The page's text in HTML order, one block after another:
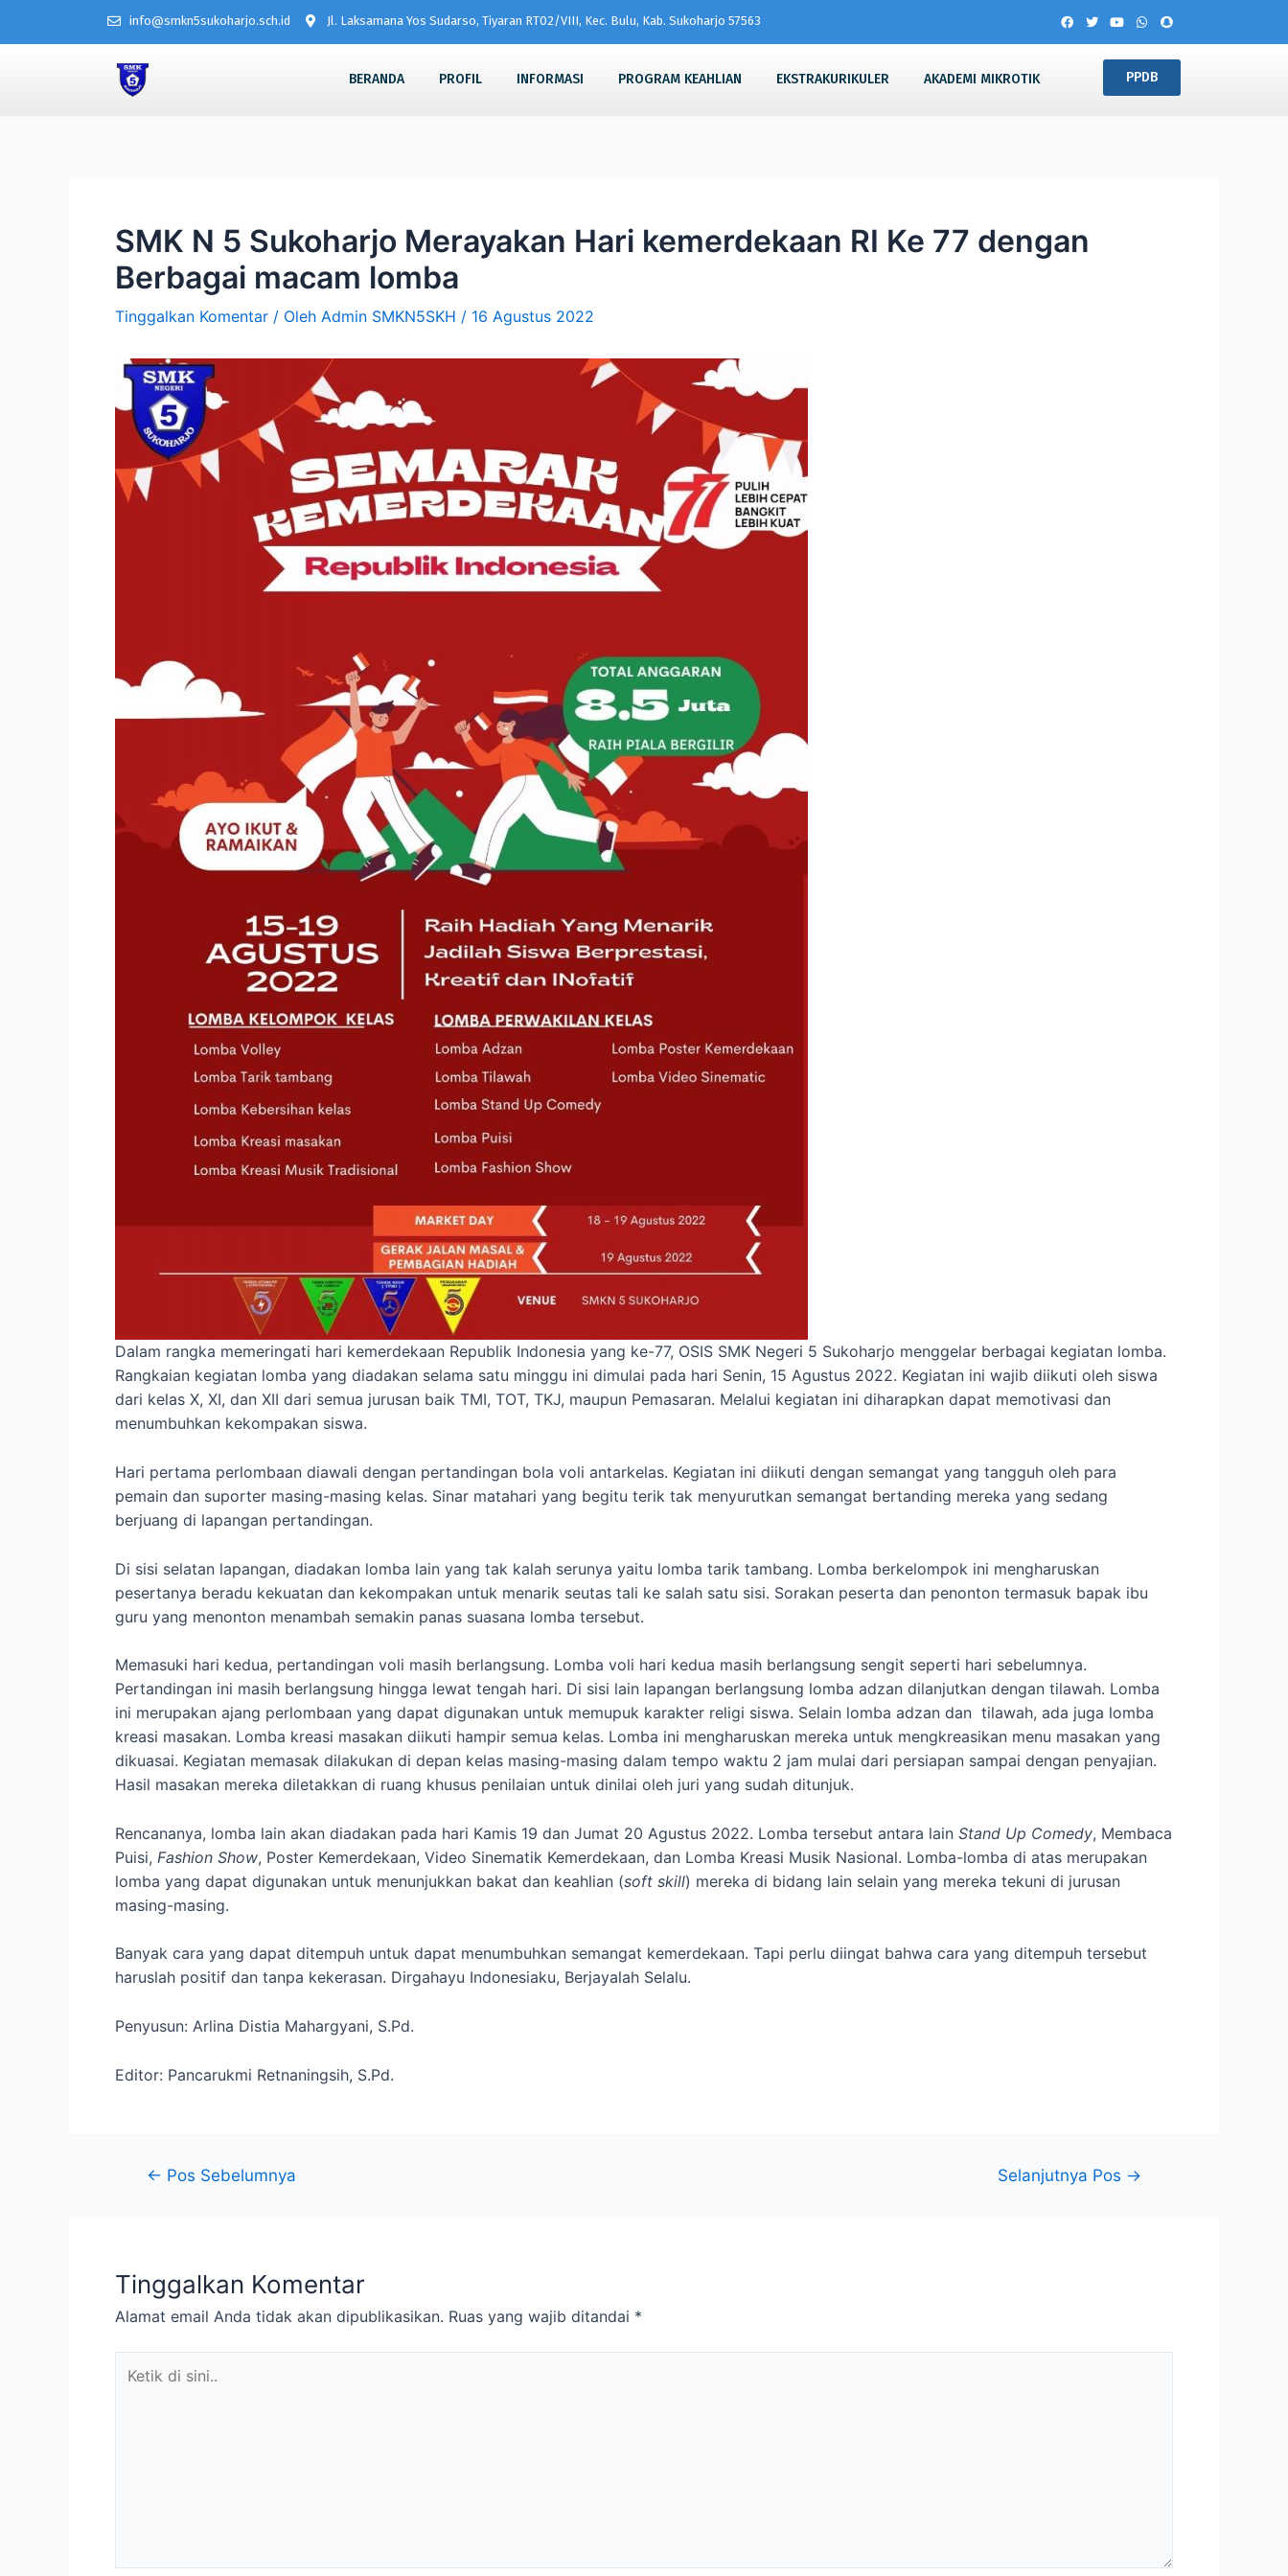
info@smkn5sukoharjo.sch.id Jl. Laksamana Yos Sudarso, Tiyaran RT02/VIII, Kec. Bulu, Kab. Sukoharjo 57563
BERANDA PROFIL INFORMASI PROGRAM KEAHLIAN EKSTRAKURIKULER AKADEMI MIKROTIK PPDB
SMK N 5 Sukoharjo Merayakan Hari kemerdekaan RI Ke 77 dengan
Berbagai macam lomba
Tinggalkan Komentar / Oleh Admin SMKN5SKH / 16 Agustus 2022
Dalam rangka memeringati hari kemerdekaan Republik Indonesia yang ke-77, OSIS SMK Negeri 5 Sukoharjo menggelar berbagai kegiatan lomba.
Rangkaian kegiatan lomba yang diadakan selama satu minggu ini dimulai pada hari Senin, 15 Agustus 2022. Kegiatan ini wajib diikuti oleh siswa
dari kelas X, XI, dan XII dari semua jurusan baik TMI, TOT, TKJ, maupun Pemasaran. Melalui kegiatan ini diharapkan dapat memotivasi dan
menumbuhkan kekompakan siswa.
Hari pertama perlombaan diawali dengan pertandingan bola voli antarkelas. Kegiatan ini diikuti dengan semangat yang tangguh oleh para
pemain dan suporter masing-masing kelas. Sinar matahari yang begitu terik tak menyurutkan semangat bertanding mereka yang sedang
berjuang di lapangan pertandingan.
Di sisi selatan lapangan, diadakan lomba lain yang tak kalah serunya yaitu lomba tarik tambang. Lomba berkelompok ini mengharuskan
pesertanya beradu kekuatan dan kekompakan untuk menarik seutas tali ke salah satu sisi. Sorakan peserta dan penonton termasuk bapak ibu
guru yang menonton menambah semakin panas suasana lomba tersebut.
Memasuki hari kedua, pertandingan voli masih berlangsung. Lomba voli hari kedua masih berlangsung sengit seperti hari sebelumnya.
Pertandingan ini masih berlangsung hingga lewat tengah hari. Di sisi lain lapangan berlangsung lomba adzan dilanjutkan dengan tilawah. Lomba
ini merupakan ajang perlombaan yang dapat digunakan untuk memupuk karakter religi siswa. Selain lomba adzan dan tilawah, ada juga lomba
kreasi masakan. Lomba kreasi masakan diikuti hampir semua kelas. Lomba ini mengharuskan mereka untuk mengkreasikan menu masakan yang
dikuasai. Kegiatan memasak dilakukan di depan kelas masing-masing dalam tempo waktu 2 jam mulai dari persiapan sampai dengan penyajian.
Hasil masakan mereka diletakkan di ruang khusus penilaian untuk dinilai oleh juri yang sudah ditunjuk.
Rencananya, lomba lain akan diadakan pada hari Kamis 19 dan Jumat 20 Agustus 2022. Lomba tersebut antara lain Stand Up Comedy, Membaca
Puisi, Fashion Show, Poster Kemerdekaan, Video Sinematik Kemerdekaan, dan Lomba Kreasi Musik Nasional. Lomba-lomba di atas merupakan
lomba yang dapat digunakan untuk menunjukkan bakat dan keahlian (soft skill) mereka di bidang lain selain yang mereka tekuni di jurusan
masing-masing.
Banyak cara yang dapat ditempuh untuk dapat menumbuhkan semangat kemerdekaan. Tapi perlu diingat bahwa cara yang ditempuh tersebut
haruslah positif dan tanpa kekerasan. Dirgahayu Indonesiaku, Berjayalah Selalu.
Penyusun: Arlina Distia Mahargyani, S.Pd.
Editor: Pancarukmi Retnaningsih, S.Pd.
← Pos Sebelumnya Selanjutnya Pos →
Tinggalkan Komentar
Alamat email Anda tidak akan dipublikasikan. Ruas yang wajib ditandai *